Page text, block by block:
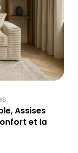
Assises
et la